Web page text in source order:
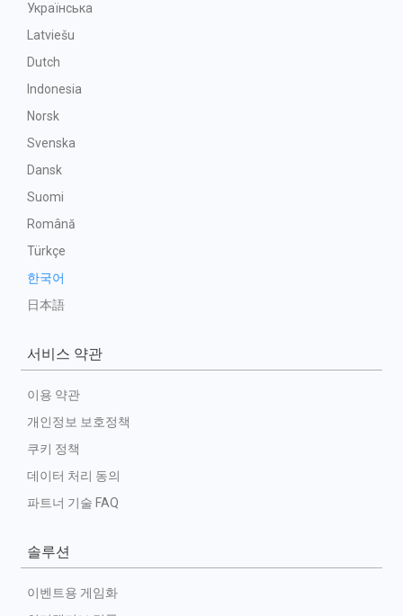
Українська
Latviešu
Dutch
Indonesia
Norsk
Svenska
Dansk
Suomi
Română
Türkçe
한국어
日本語
서비스 약관
이용 약관
개인정보 보호정책
쿠키 정책
데이터 처리 동의
파트너 기술 FAQ
솔루션
이벤트용 게임화